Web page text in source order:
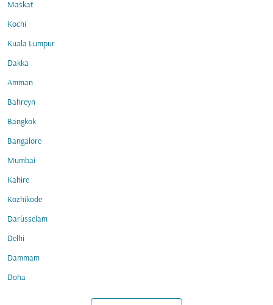
Maskat
Kochi
Kuala Lumpur
Dakka
Amman
Bahreyn
Bangkok
Bangalore
Mumbai
Kahire
Kozhikode
Darüsselam
Delhi
Dammam
Doha